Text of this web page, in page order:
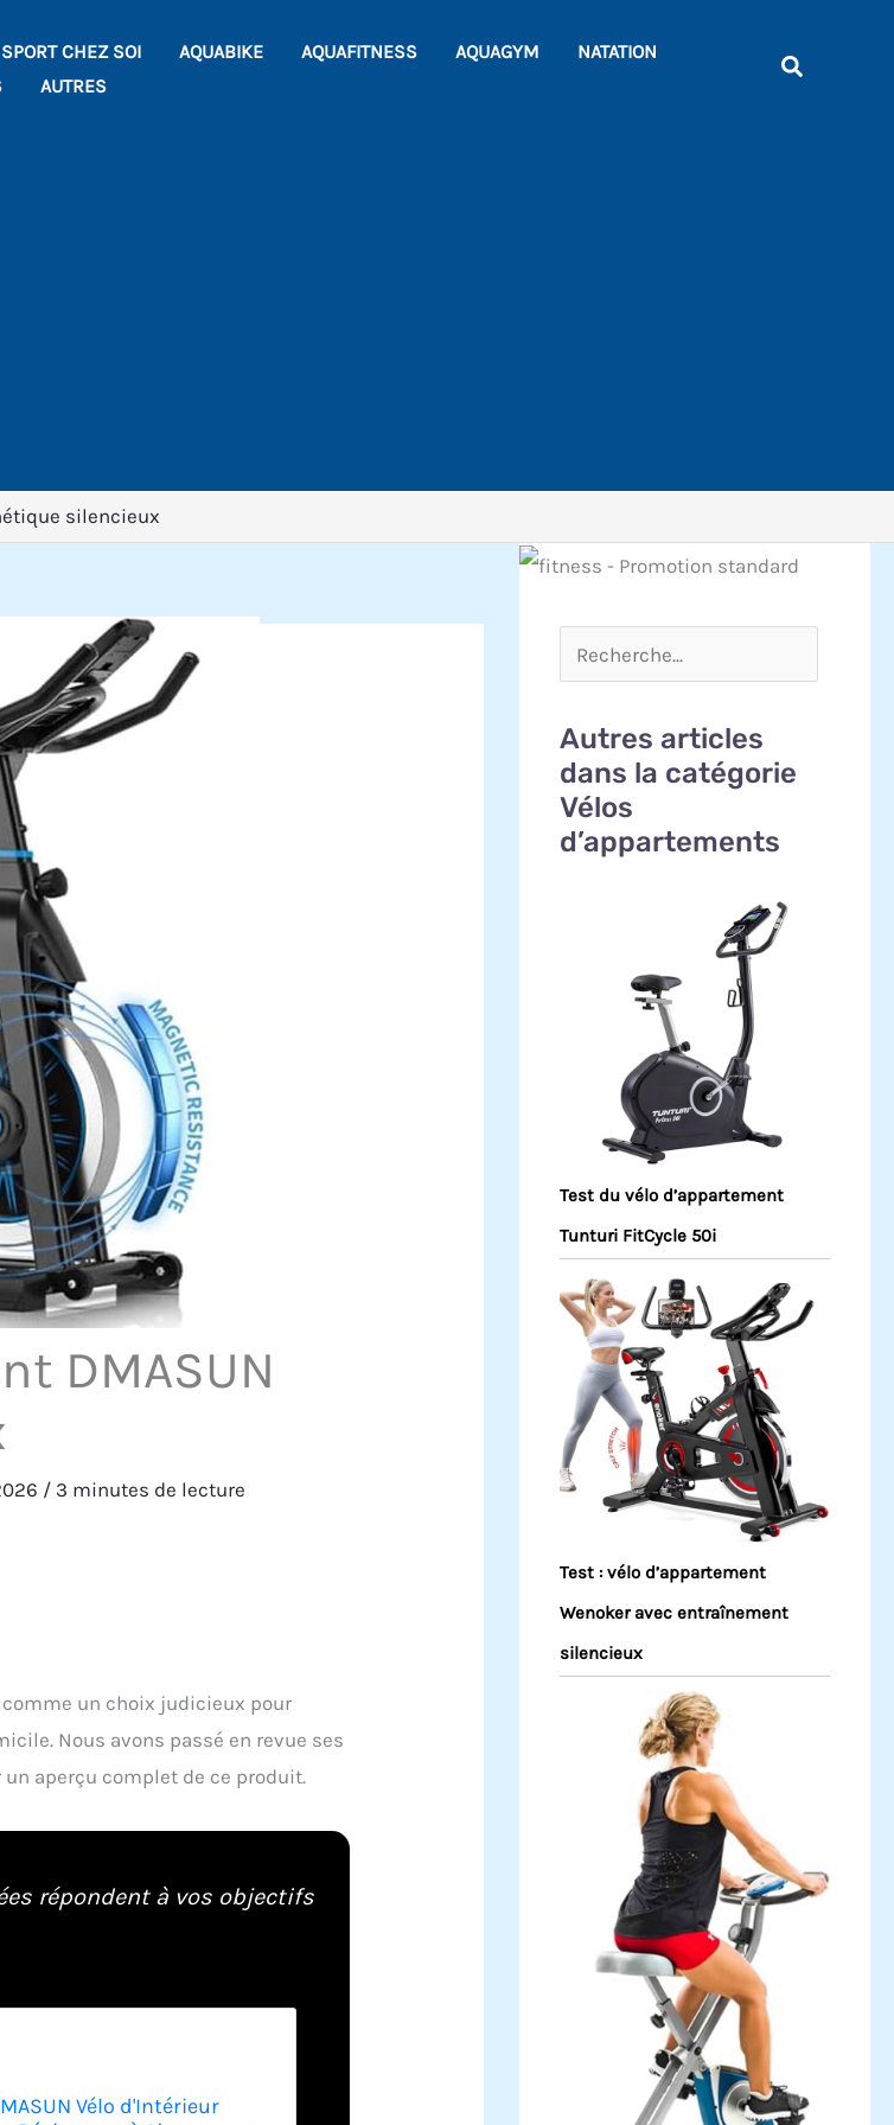
CHEZ SOI AQUABIKE AQUAFITNESS AQUAGYM
NATATION
AUTRES
silencieux
DMASUN
/ 3 minutes de lecture
comme un choix judicieux pour
Nous avons passé en revue ses
aperçu complet de ce produit.
répondent à vos objectifs
Vélo d'Intérieur
Autres articles
dans la catégorie
Vélos
d’appartements
Test du vélo d’appartement
Tunturi FitCycle 50i
Test : vélo d’appartement
Wenoker avec entraînement
silencieux